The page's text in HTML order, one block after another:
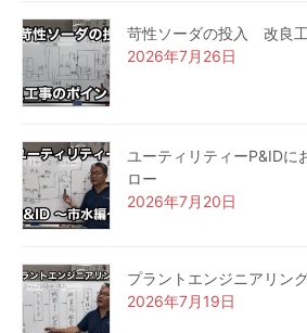
苛性ソーダの投入 改良
2026年7月26日
ユーティリティーP&IDに
ロー
2026年7月20日
プラントエンジニアリン
2026年7月19日